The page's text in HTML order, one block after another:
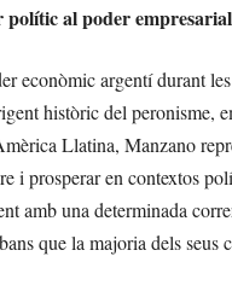
al poder
econòmic argentí durant
històric del peronisme,
Llatina, Manzano
i prosperar en contextos
amb una determinada
que la majoria dels